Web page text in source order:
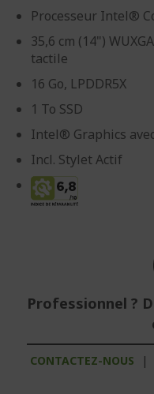
Processeur Intel®
35,6 cm (14")
tactile
16 Go, LPDDR5X
1 To SSD
Intel® Graphics
Incl. Stylet Actif
Professionnel ?
CONTACTEZ-NOUS |